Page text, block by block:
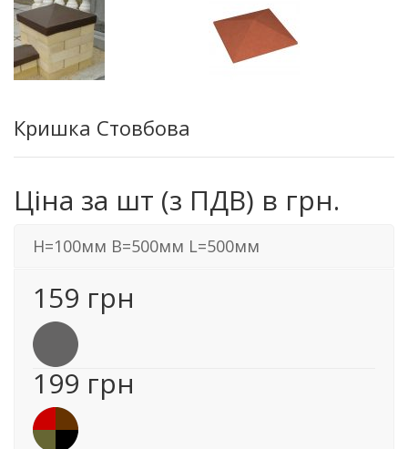
Кришка Стовбова
Ціна за шт (з ПДВ) в грн.
H=100мм B=500мм L=500мм
159 грн
199 грн